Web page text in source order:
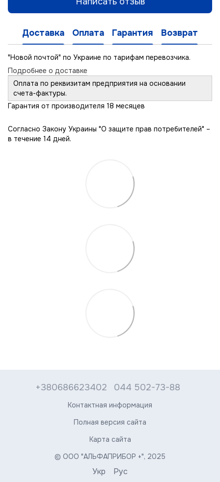
Доставка Оплата Гарантия Возврат
"Новой почтой" по Украине по тарифам перевозчика.
Подробнее о доставке
Оплата по реквизитам предприятия на основании
счета-фактуры.
Гарантия от производителя 18 месяцев
Согласно Закону Украины "О защите прав потребителей" –
в течение 14 дней.
+380686623402 044 502-73-88
Контактная информация
Полная версия сайта
Карта сайта
© ООО "АЛЬФАПРИБОР +", 2025
Укр Рус